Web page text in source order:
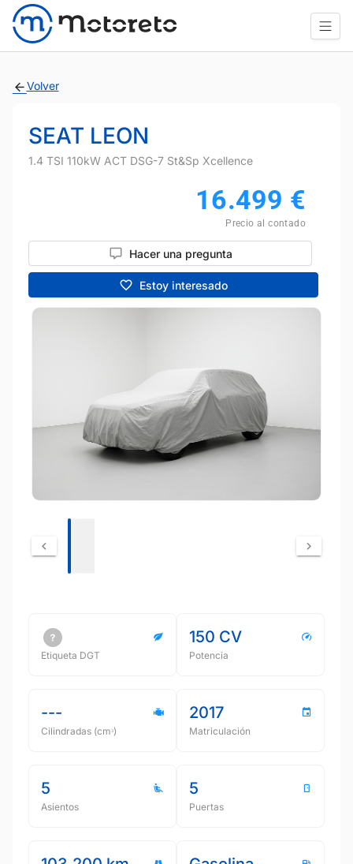
Volver
SEAT LEON
1.4 TSI 110kW ACT DSG-7 St&Sp Xcellence
16.499 €
Precio al contado
Hacer una pregunta
Estoy interesado
Etiqueta DGT
150 CV
Potencia
---
Cilindradas (cmᵌ)
2017
Matriculación
5
Asientos
5
Puertas